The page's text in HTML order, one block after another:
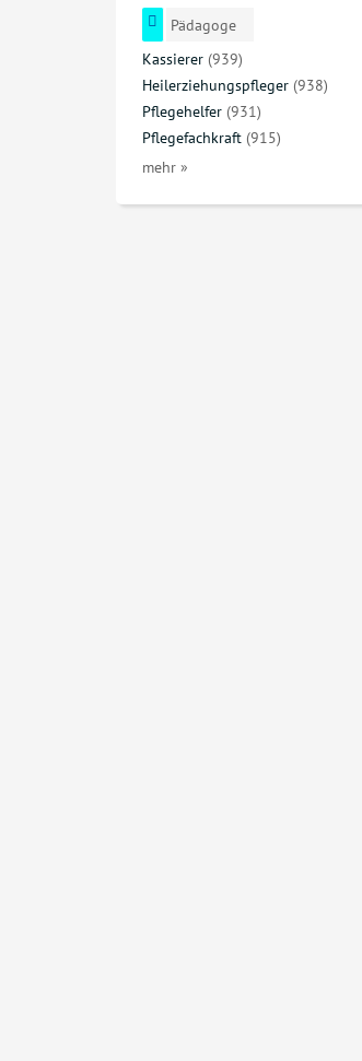
Pädagoge
Kassierer (939)
Heilerziehungspfleger (938)
Pflegehelfer (931)
Pflegefachkraft (915)
mehr »